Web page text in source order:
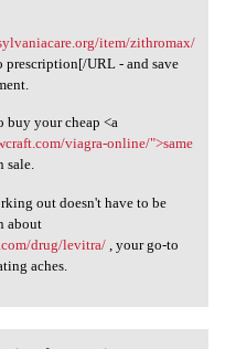
item/zithromax/
prescription[/URL - and save
buy your cheap <a
viagra-online/">same
sale.
out doesn't have to be
about
drug/levitra/, your go-to
aches.